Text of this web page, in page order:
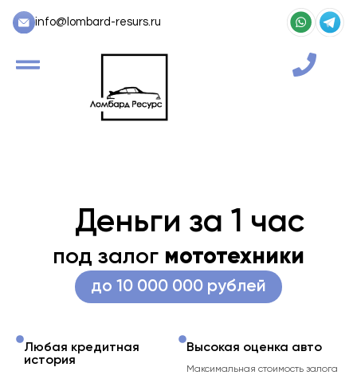
info@lombard-resurs.ru
Деньги за 1 час
под залог мототехники
до 10 000 000 рублей
Любая кредитная
история
Высокая оценка авто
Максимальная стоимость залога